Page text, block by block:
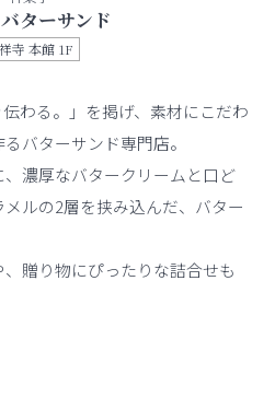
ターサンド
寺 本館 1F
伝わる。」を掲げ、素材にこだわ
バターサンド専門店。
濃厚なバタークリームと口ど
ルの2層を挟み込んだ、バター
贈り物にぴったりな詰合せも